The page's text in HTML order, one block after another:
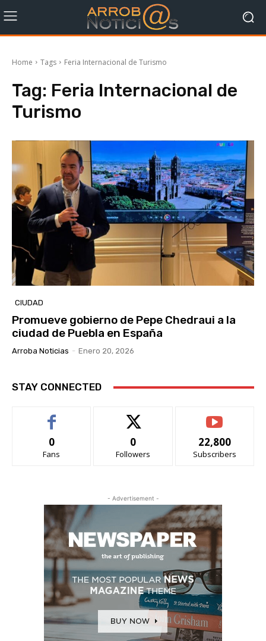
Home Tags Feria Internacional de Turismo
Tag: Feria Internacional de
Turismo
CIUDAD
Promueve gobierno de Pepe Chedraui a la
ciudad de Puebla en España
Arroba Noticias - Enero 20, 2026
STAY CONNECTED
0
Fans
0
Followers
22,800
Subscribers
- Advertisement -